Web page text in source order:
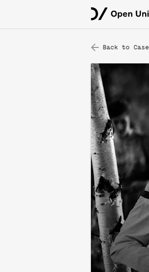
Back to Case